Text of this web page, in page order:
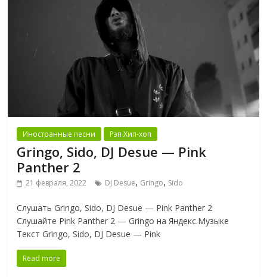
Иностранные песни Рэп Хип-хоп
Gringo, Sido, DJ Desue — Pink
Panther 2
21 февраля, 2022 DJ Desue, Gringo, Sido
Слушать Gringo, Sido, DJ Desue — Pink Panther 2
Слушайте Pink Panther 2 — Gringo на Яндекс.Музыке
Текст Gringo, Sido, DJ Desue — Pink
Read more